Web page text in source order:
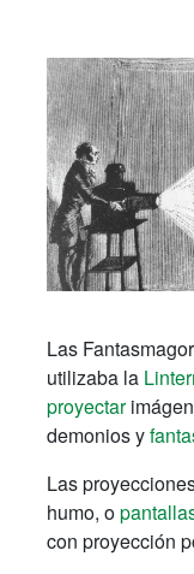
Las
utilizaba la
proyectar
demonios y
Las
humo, o
con proyección